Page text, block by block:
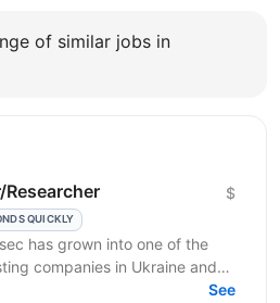
of similar jobs in
Researcher
QUICKLY
$
has grown into one of the
companies in Ukraine and
high-impact and in-depth... See